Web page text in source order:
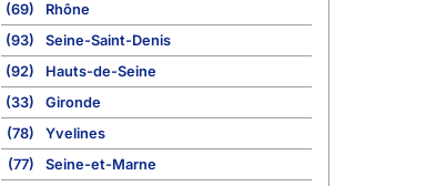
(69)
Rhône
(93)
Seine-Saint-Denis
(92)
Hauts-de-Seine
(33)
Gironde
(78)
Yvelines
(77)
Seine-et-Marne